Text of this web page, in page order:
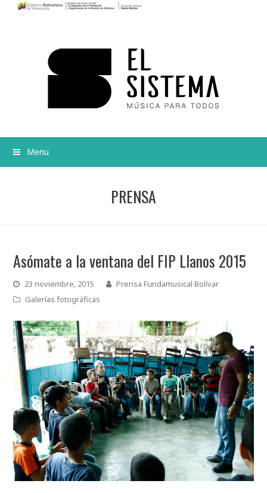
Menu
PRENSA
Asómate a la ventana del FIP Llanos 2015
23 noviembre, 2015
Prensa Fundamusical Bolívar
Galerías fotográficas